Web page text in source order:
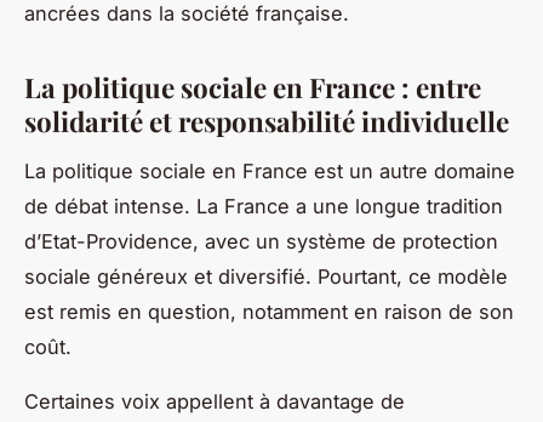
ancrées dans la société française.
La politique sociale en France : entre
solidarité et responsabilité individuelle
La politique sociale en France est un autre domaine
de débat intense. La France a une longue tradition
d’Etat-Providence, avec un système de protection
sociale généreux et diversifié. Pourtant, ce modèle
est remis en question, notamment en raison de son
coût.
Certaines voix appellent à davantage de